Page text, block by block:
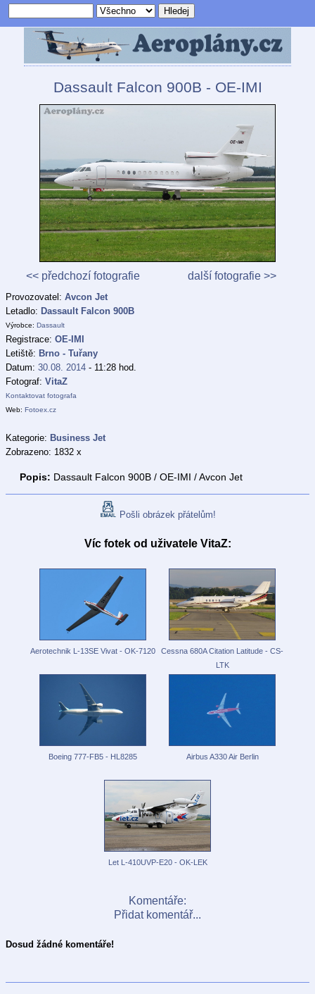
Dassault Falcon 900B - OE-IMI
<< předchozí fotografie další fotografie >>
Provozovatel: Avcon Jet
Letadlo: Dassault Falcon 900B
Výrobce: Dassault
Registrace: OE-IMI
Letiště: Brno - Tuřany
Datum: 30.08. 2014 - 11:28 hod.
Fotograf: VitaZ
Kontaktovat fotografa
Web: Fotoex.cz
Kategorie: Business Jet
Zobrazeno: 1832 x
Popis: Dassault Falcon 900B / OE-IMI / Avcon Jet
Pošli obrázek přátelům!
Víc fotek od uživatele VitaZ:
Aerotechnik L-13SE Vivat - OK-7120
Cessna 680A Citation Latitude - CS-
LTK
Boeing 777-FB5 - HL8285 Airbus A330 Air Berlin
Let L-410UVP-E20 - OK-LEK
Komentáře:
Přidat komentář...
Dosud žádné komentáře!